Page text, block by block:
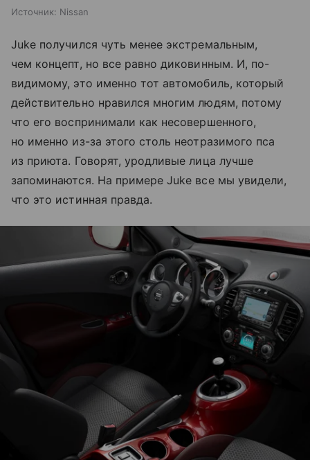
Источник: Nissan
Juke получился чуть менее экстремальным,
чем концепт, но все равно диковинным. И, по-
видимому, это именно тот автомобиль, который
действительно нравился многим людям, потому
что его воспринимали как несовершенного,
но именно из-за этого столь неотразимого пса
из приюта. Говорят, уродливые лица лучше
запоминаются. На примере Juke все мы увидели,
что это истинная правда.